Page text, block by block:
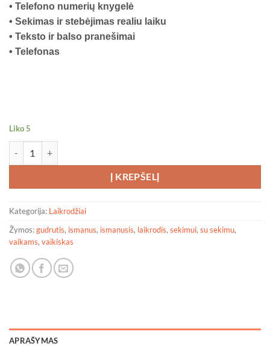
• Telefono numerių knygelė
• Sekimas ir stebėjimas realiu laiku
• Teksto ir balso pranešimai
• Telefonas
Liko 5
Į KREPŠELĮ
Kategorija: Laikrodžiai
Žymos:gudrutis, ismanus, ismanusis, laikrodis, sekimui, su sekimu,
vaikams, vaikiskas
APRAŠYMAS